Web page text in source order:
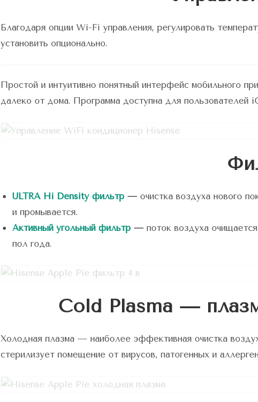
Благодаря опции Wi-Fi управления, регулировать
установить опционально.
Простой и интуитивно понятный интерфейс мобильного
далеко от дома. Программа доступна для пользователей
ULTRA Hi Density фильтр — очистка воздуха нового
и промывается.
Активный угольный фильтр — поток воздуха
пол года.
Cold Plasma —
Холодная плазма — наиболее эффективная очистка
стерилизует помещение от вирусов, патогенных и